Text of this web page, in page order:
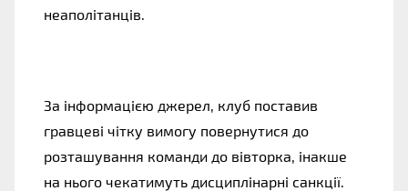
неаполітанців.
За інформацією джерел, клуб поставив
гравцеві чітку вимогу повернутися до
розташування команди до вівторка, інакше
на нього чекатимуть дисциплінарні санкції.